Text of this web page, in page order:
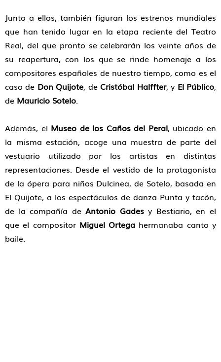
Junto a ellos, también figuran los estrenos mundiales
que han tenido lugar en la etapa reciente del Teatro
Real, del que pronto se celebrarán los veinte años de
su reapertura, con los que se rinde homenaje a los
compositores españoles de nuestro tiempo, como es el
caso de Don Quijote, deCristóbal Halffter, y El Público,
de Mauricio Sotelo.
Además, el Museo de los Caños del Peral, ubicado en
la misma estación, acoge una muestra de parte del
vestuario utilizado por los artistas en distintas
representaciones. Desde el vestido de la protagonista
de la ópera para niños Dulcinea, de Sotelo, basada en
El Quijote, a los espectáculos de danza Punta y tacón,
de la compañía deAntonio Gadesy Bestiario, en el
que el compositor Miguel Ortega hermanaba canto y
baile.